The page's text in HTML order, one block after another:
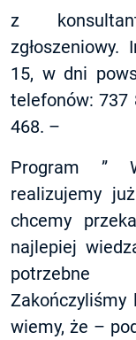
z
15, w dni
telefonów: 737
468. –
Program ”
realizujemy
chcemy
najlepiej
potrzebne
wiemy, że –